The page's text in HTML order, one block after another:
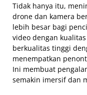
Tidak hanya itu,
drone dan kamera
lebih besar bagi
video dengan
berkualitas tinggi
menempatkan
Ini membuat
semakin imersif dan